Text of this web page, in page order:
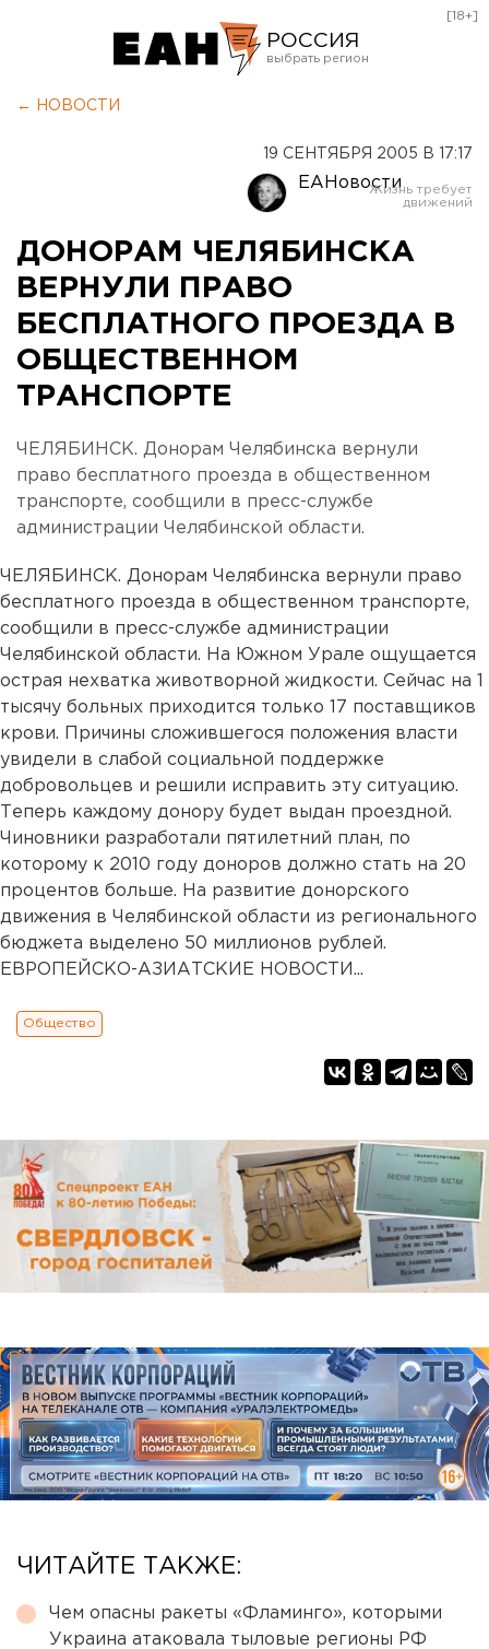
РОССИЯ
Оренбург
[18+]
← НОВОСТИ
19 СЕНТЯБРЯ 2005 В 17:17
ЕАНовости
ДОНОРАМ ЧЕЛЯБИНСКА
ВЕРНУЛИ ПРАВО
БЕСПЛАТНОГО ПРОЕЗДА В
ОБЩЕСТВЕННОМ
ТРАНСПОРТЕ
ЧЕЛЯБИНСК. Донорам Челябинска вернули
право бесплатного проезда в общественном
транспорте, сообщили в пресс-службе
администрации Челябинской области.
ЧЕЛЯБИНСК. Донорам Челябинска вернули право
бесплатного проезда в общественном транспорте,
сообщили в пресс-службе администрации
Челябинской области. На Южном Урале ощущается
острая нехватка животворной жидкости. Сейчас на 1
тысячу больных приходится только 17 поставщиков
крови. Причины сложившегося положения власти
увидели в слабой социальной поддержке
добровольцев и решили исправить эту ситуацию.
Теперь каждому донору будет выдан проездной.
Чиновники разработали пятилетний план, по
которому к 2010 году доноров должно стать на 20
процентов больше. На развитие донорского
движения в Челябинской области из регионального
бюджета выделено 50 миллионов рублей.
ЕВРОПЕЙСКО-АЗИАТСКИЕ НОВОСТИ...
Общество
ЧИТАЙТЕ ТАКЖЕ:
Чем опасны ракеты «Фламинго», которыми
Украина атаковала тыловые регионы РФ